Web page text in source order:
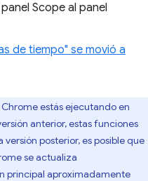
Scope al panel
de tiempo" se movió a
estás ejecutando en
anterior, estas funciones
posterior, es posible que
se actualiza
principal aproximadamente